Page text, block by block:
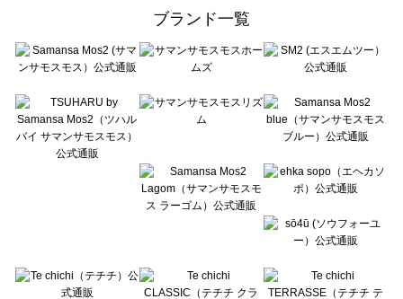
sō4ū（ソウフォーユー）のその他シューズ一覧
Te chichi（テチチ）のその他シューズ一覧
Te chichi CLASSIC（テチチ クラシック）のその他シューズ一覧
Lugnoncure（ルノンキュール）のその他シューズ一覧
BETTY'S BLUE（べティーズブルー）のその他シューズ一覧
Wpc.（ワールドパーティー）のその他シューズ一覧
ブランド一覧